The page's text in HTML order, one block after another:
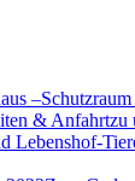
–
& Anfahrtzu
Lebenshof-